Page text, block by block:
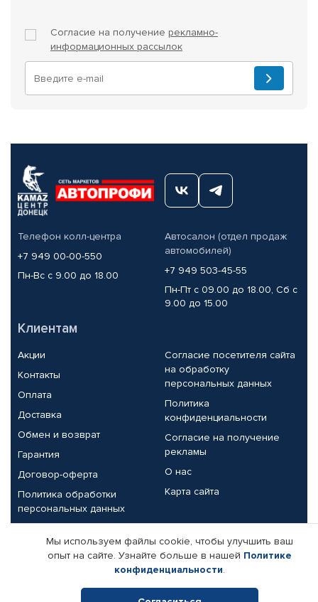
Согласие на получение рекламно-
информационных рассылок
Телефон колл-центра
+7 949 00-00-550
Пн-Вс с 9.00 до 18.00
Автосалон (отдел продаж
автомобилей)
+7 949 503-45-55
Пн-Пт с 09.00 до 18.00, Сб с
9.00 до 15.00
Клиентам
Акции
Контакты
Оплата
Доставка
Обмен и возврат
Гарантия
Договор-оферта
Политика обработки
персональных данных
Согласие посетителя сайта
на обработку
персональных данных
Политика
конфиденциальности
Согласие на получение
рекламы
О нас
Карта сайта
Партнерам
Корпоративным клиентам
Поставщикам
Реквизиты компании
Мы используем файлы cookie, чтобы улучшить ваш
опыт на сайте. Узнайте больше в нашей Политике
конфиденциальности.